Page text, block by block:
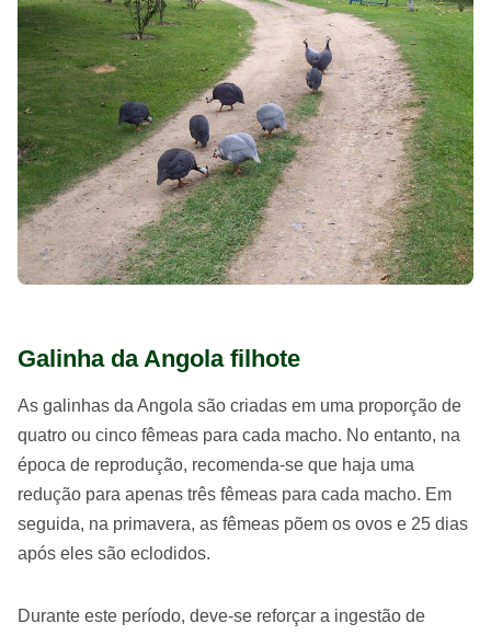
Galinha da Angola filhote
As galinhas da Angola são criadas em uma proporção de
quatro ou cinco fêmeas para cada macho. No entanto, na
época de reprodução, recomenda-se que haja uma
redução para apenas três fêmeas para cada macho. Em
seguida, na primavera, as fêmeas põem os ovos e 25 dias
após eles são eclodidos.
Durante este período, deve-se reforçar a ingestão de